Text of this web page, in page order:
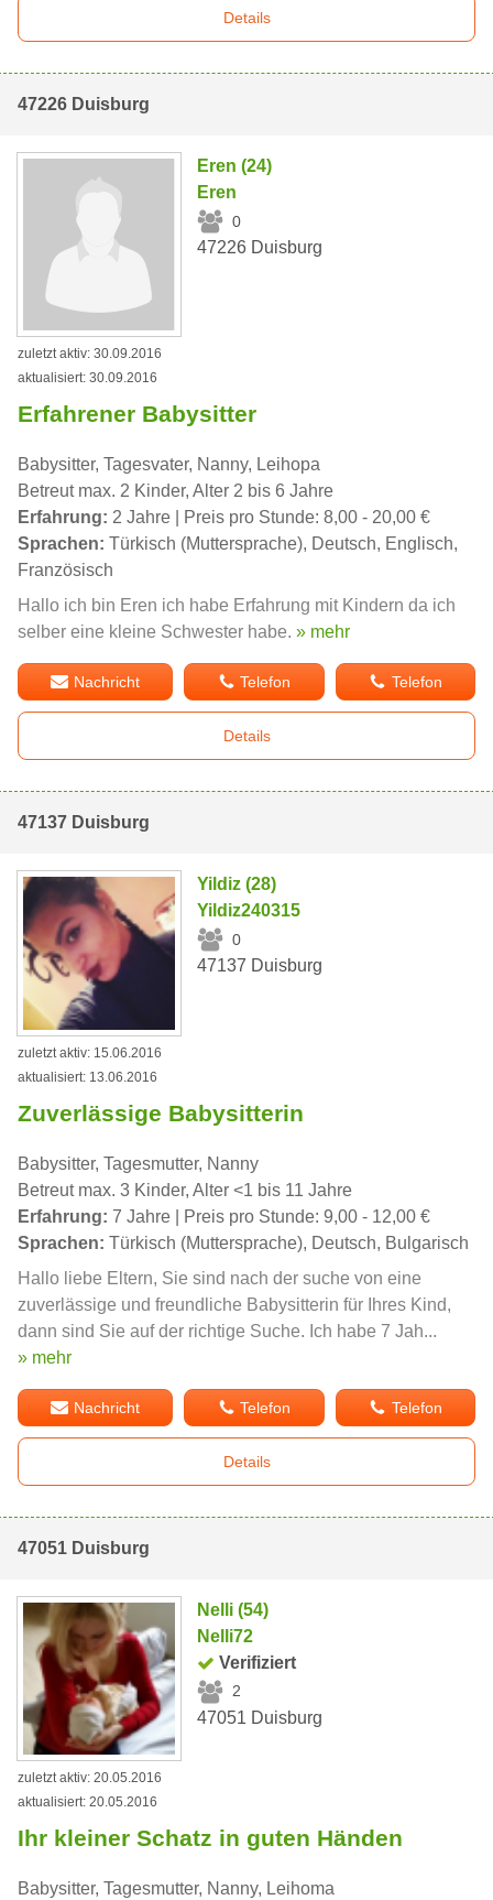
Details
47226 Duisburg
Eren (24)
Eren
0
47226 Duisburg
zuletzt aktiv: 30.09.2016
aktualisiert: 30.09.2016
Erfahrener Babysitter
Babysitter, Tagesvater, Nanny, Leihopa
Betreut max. 2 Kinder, Alter 2 bis 6 Jahre
Erfahrung: 2 Jahre | Preis pro Stunde: 8,00 - 20,00 €
Sprachen: Türkisch (Muttersprache), Deutsch, Englisch,
Französisch
Hallo ich bin Eren ich habe Erfahrung mit Kindern da ich
selber eine kleine Schwester habe. » mehr
Nachricht Telefon Telefon
Details
47137 Duisburg
Yildiz (28)
Yildiz240315
0
47137 Duisburg
zuletzt aktiv: 15.06.2016
aktualisiert: 13.06.2016
Zuverlässige Babysitterin
Babysitter, Tagesmutter, Nanny
Betreut max. 3 Kinder, Alter <1 bis 11 Jahre
Erfahrung: 7 Jahre | Preis pro Stunde: 9,00 - 12,00 €
Sprachen: Türkisch (Muttersprache), Deutsch, Bulgarisch
Hallo liebe Eltern, Sie sind nach der suche von eine
zuverlässige und freundliche Babysitterin für Ihres Kind,
dann sind Sie auf der richtige Suche. Ich habe 7 Jah...
» mehr
Nachricht Telefon Telefon
Details
47051 Duisburg
Nelli (54)
Nelli72
Verifiziert
2
47051 Duisburg
zuletzt aktiv: 20.05.2016
aktualisiert: 20.05.2016
Ihr kleiner Schatz in guten Händen
Babysitter, Tagesmutter, Nanny, Leihoma